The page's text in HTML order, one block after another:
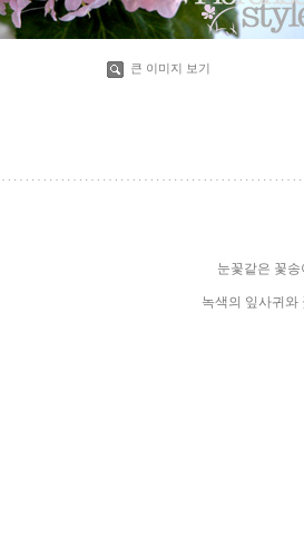
큰 이미지 보기
눈꽃같은 꽃
녹색의 잎사귀와